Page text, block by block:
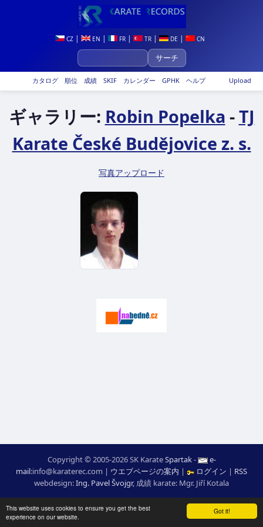
Got it!
This website uses cookies to ensure you get the best
experience on our website.
CZ| EN | FR| TR| DE | CN
Upload
カタログ 順位 成績 SKIF カレンダー GPHK ヘルプ
ギャラリー: Robin Popelka -TJ
Karate České Budějovice z. s.
写真アップロード
Copyright © 2005-2026 SK KarateSpartak-
e-
mail:moc.ceretarak@ofni | ウエブページの案内 | ログイン | RSS
webdesign:Ing. Pavel Švojgr, 成績 karate: Mgr. Jiří Kotala